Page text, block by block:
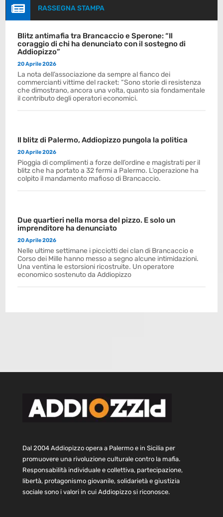
 RASSEGNA STAMPA
Blitz antimafia tra Brancaccio e Sperone: “Il
coraggio di chi ha denunciato con il sostegno di
Addiopizzo”
20 Aprile 2026
La nota dell’associazione da sempre al fianco dei
commercianti vittime del racket: “Sono storie di resistenza
che dimostrano, ancora una volta, quanto sia fondamentale
il contributo degli operatori economici.
Il blitz di Palermo, Addiopizzo pungola la politica
20 Aprile 2026
Pioggia di complimenti a forze dell’ordine e magistrati per il
blitz che ha portato a 32 fermi a Palermo. L’operazione ha
colpito il mandamento mafioso di Brancaccio.
Due quartieri nella morsa del pizzo. E solo un
imprenditore ha denunciato
20 Aprile 2026
Nelle ultime settimane i picciotti dei clan di Brancaccio e
Corso dei Mille hanno messo a segno alcune intimidazioni.
Una ventina le estorsioni ricostruite. Un operatore
economico sostenuto da Addiopizzo
Dal 2004 Addiopizzo opera a Palermo e in Sicilia per
promuovere una rivoluzione culturale contro la mafia.
Responsabilità individuale e collettiva, partecipazione,
libertà, protagonismo giovanile, solidarietà e giustizia
sociale sono i valori in cui Addiopizzo si riconosce.